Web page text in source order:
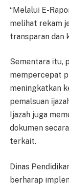
“Melalui E-
melihat rekam
transparan dan
Sementara itu,
mempercepat
meningkatkan
pemalsuan
Ijazah juga
dokumen
terkait.
Dinas
berharap